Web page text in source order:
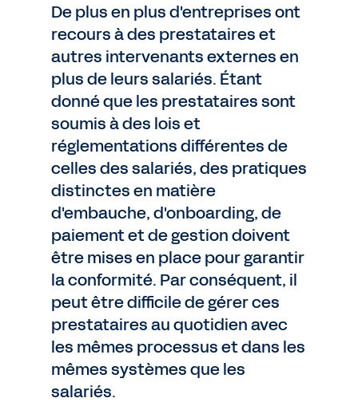
De plus en plus d'entreprises ont
recours à des prestataires et
autres intervenants externes en
plus de leurs salariés. Étant
donné que les prestataires sont
soumis à des lois et
réglementations différentes de
celles des salariés, des pratiques
distinctes en matière
d'embauche, d'onboarding, de
paiement et de gestion doivent
être mises en place pour garantir
la conformité. Par conséquent, il
peut être difficile de gérer ces
prestataires au quotidien avec
les mêmes processus et dans les
mêmes systèmes que les
salariés.